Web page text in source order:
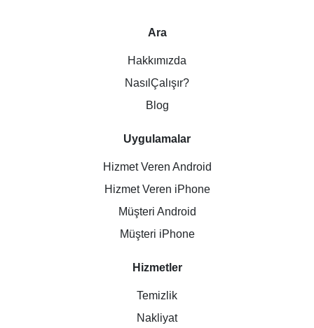
Ara
Hakkımızda
NasılÇalışır?
Blog
Uygulamalar
Hizmet Veren Android
Hizmet Veren iPhone
Müşteri Android
Müşteri iPhone
Hizmetler
Temizlik
Nakliyat